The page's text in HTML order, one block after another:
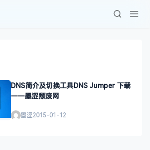
DNS简介及切换工具DNS Jumper 下载
——墨涩颓废网
墨涩2015-01-12